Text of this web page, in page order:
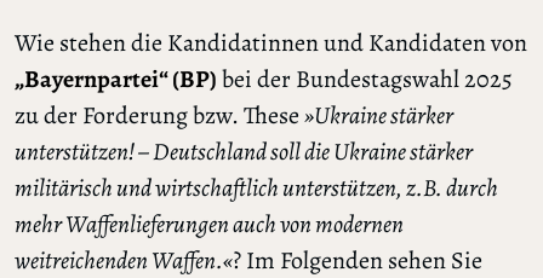
Wie stehen die Kandidatinnen und Kandidaten von
„Bayernpartei“ (BP)bei der Bundestagswahl 2025
zu der Forderung bzw. These»Ukraine stärker
unterstützen! – Deutschland soll die Ukraine stärker
militärisch und wirtschaftlich unterstützen, z.B. durch
mehr Waffenlieferungen auch von modernen
weitreichenden Waffen.«? Im Folgenden sehen Sie